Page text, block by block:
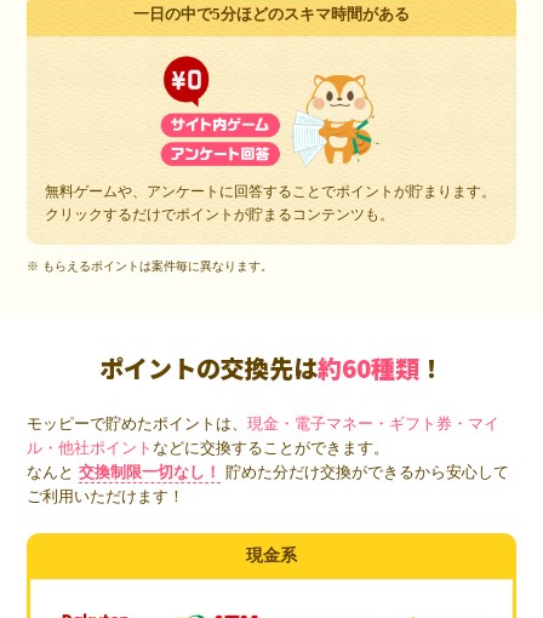
一日の中で5分ほどのスキマ時間がある
無料ゲームや、アンケートに回答することでポイントが貯まります。
クリックするだけでポイントが貯まるコンテンツも。
※ もらえるポイントは案件毎に異なります。
ポイントの交換先は約60種類 ！
モッピーで貯めたポイントは、現金・電子マネー・ギフト券・マイ
ル・他社ポイントなどに交換することができます。
なんと 交換制限一切なし！
貯めた分だけ交換ができるから安心して
ご利用いただけます！
現金系